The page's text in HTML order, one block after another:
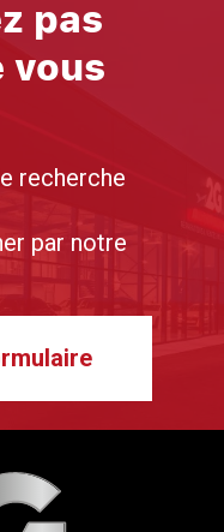
pas
vous
recherche
par notre